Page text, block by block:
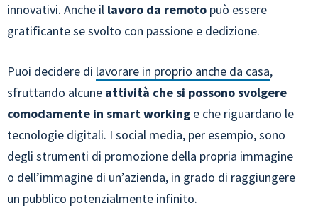
innovativi. Anche il lavoro da remoto può essere
gratificante se svolto con passione e dedizione.
Puoi decidere di lavorare in proprio anche da casa,
sfruttando alcune attività che si possono svolgere
comodamente in smart working e che riguardano le
tecnologie digitali. I social media, per esempio, sono
degli strumenti di promozione della propria immagine
o dell’immagine di un’azienda, in grado di raggiungere
un pubblico potenzialmente infinito.